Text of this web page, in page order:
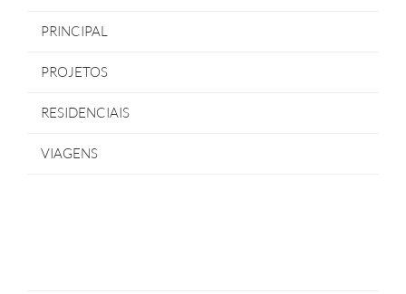
PRINCIPAL
PROJETOS
RESIDENCIAIS
VIAGENS